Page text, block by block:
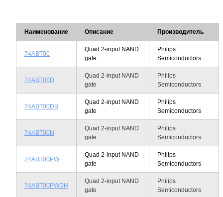
Наименование Описание Производитель
74ABT00
Quad 2-input NAND
gate
Philips
Semiconductors
74ABT00D
Quad 2-input NAND
gate
Philips
Semiconductors
74ABT00DB
Quad 2-input NAND
gate
Philips
Semiconductors
74ABT00N
Quad 2-input NAND
gate
Philips
Semiconductors
74ABT00PW
Quad 2-input NAND
gate
Philips
Semiconductors
74ABT00PWDH
Quad 2-input NAND
gate
Philips
Semiconductors